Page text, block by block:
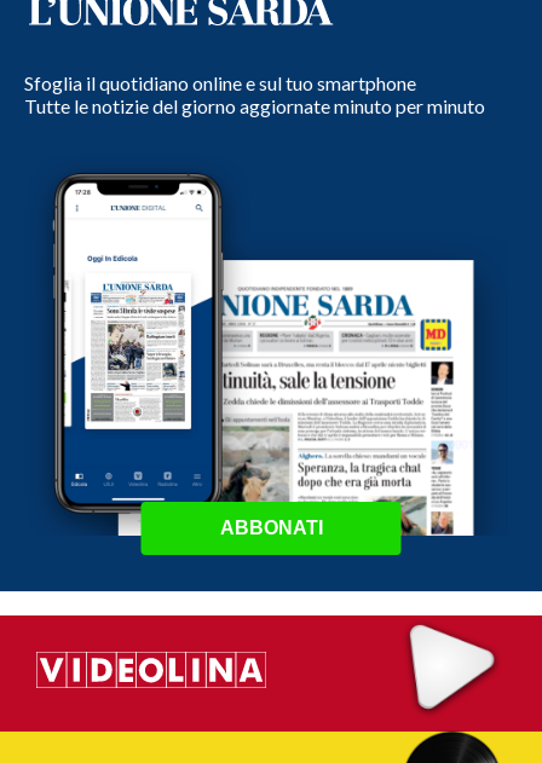
Sfoglia il quotidiano online e sul tuo smartphone
Tutte le notizie del giorno aggiornate minuto per minuto
ABBONATI